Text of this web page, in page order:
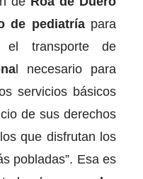
de pediatríapara
transporte de
l necesario para
servicios básicos
de sus derechos
que disfrutan los
pobladas”. Esa es